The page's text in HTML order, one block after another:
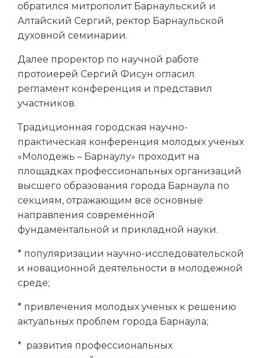
обратился митрополит Барнаульский и
Алтайский Сергий, ректор Барнаульской
духовной семинарии.
Далее проректор по научной работе
протоиерей Сергий Фисун огласил
регламент конференция и представил
участников.
Традиционная городская научно-
практическая конференция молодых ученых
«Молодежь – Барнаулу» проходит на
площадках профессиональных организаций
высшего образования города Барнаула по
секциям, отражающим все основные
направления современной
фундаментальной и прикладной науки.
* популяризации научно-исследовательской
и новационной деятельности в молодежной
среде;
* привлечения молодых ученых к решению
актуальных проблем города Барнаула;
* развития профессиональных